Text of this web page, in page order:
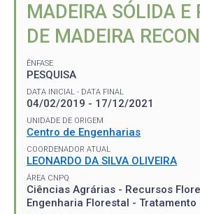
MADEIRA SÓLIDA E
DE MADEIRA
ÊNFASE
PESQUISA
DATA INICIAL - DATA FINAL
04/02/2019 - 17/12/2021
UNIDADE DE ORIGEM
Centro de Engenharias
COORDENADOR ATUAL
LEONARDO DA SILVA OLIVEIRA
ÁREA CNPQ
Ciências Agrárias - Recursos
Engenharia Florestal - Tratamento